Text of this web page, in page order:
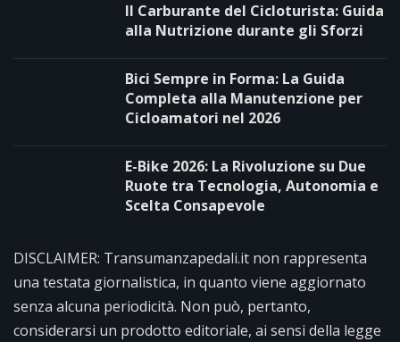
Il Carburante del Cicloturista: Guida
alla Nutrizione durante gli Sforzi
Bici Sempre in Forma: La Guida
Completa alla Manutenzione per
Cicloamatori nel 2026
E-Bike 2026: La Rivoluzione su Due
Ruote tra Tecnologia, Autonomia e
Scelta Consapevole
DISCLAIMER: Transumanzapedali.it non rappresenta
una testata giornalistica, in quanto viene aggiornato
senza alcuna periodicità. Non può, pertanto,
considerarsi un prodotto editoriale, ai sensi della legge